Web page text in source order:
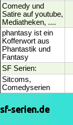
Comedy und
Satire auf youtube,
Mediatheken, ....
phantasy ist ein
Kofferwort aus
Phantastik und
Fantasy
SF Serien:
Sitcoms,
Comedyserien
sf-serien.de